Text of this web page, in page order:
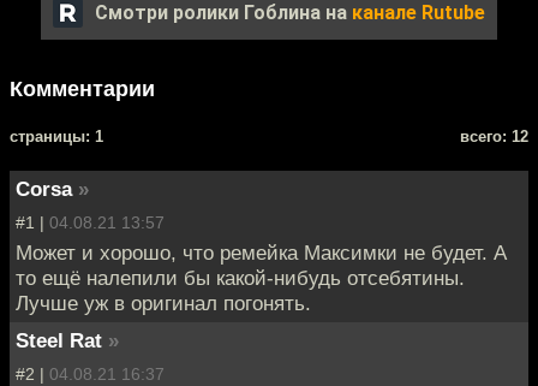
Смотри ролики Гоблина на канале Rutube
Комментарии
cтраницы: 1 всего: 12
Corsa »
#1 | 04.08.21 13:57
Может и хорошо, что ремейка Максимки не будет. А
то ещё налепили бы какой-нибудь отсебятины.
Лучше уж в оригинал погонять.
Steel Rat »
#2 | 04.08.21 16:37